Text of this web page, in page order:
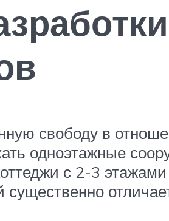
свободу в
одноэтажные
с 2-3 этажами